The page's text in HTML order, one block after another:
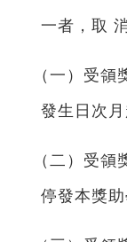
一者，取
（一）受
發生日次月
（二）受
停發本獎